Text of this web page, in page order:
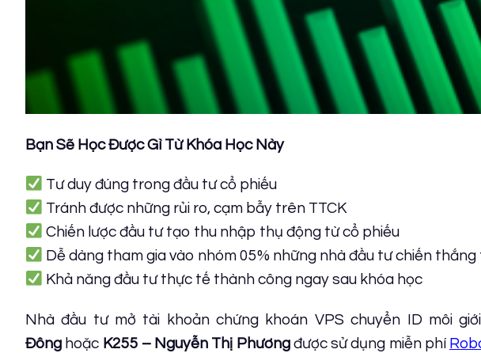
Bạn Sẽ Học Được Gì Từ Khóa Học Này
Tư duy đúng trong đầu tư cổ phiếu
Tránh được những rủi ro, cạm bẫy trên TTCK
Chiến lược đầu tư tạo thu nhập thụ động từ cổ phiếu
Dễ dàng tham gia vào nhóm 05% những nhà đầu tư chiến
Khả năng đầu tư thực tế thành công ngay sau khóa học
Nhà đầu tư mở tài khoản chứng khoán VPS chuyển ID môi
Đông hoặc K255 – Nguyễn Thị Phươngđược sử dụng miễn phí